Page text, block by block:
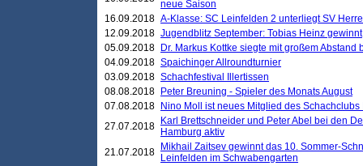
neue Saison
16.09.2018 A-Klasse: SC Leinfelden 2 unterliegt SV
12.09.2018 Jugendblitz September: Tobias Heinz gewinnt
05.09.2018
Dr. Markus Kottke siegte mit großem
04.09.2018 Spaichinger Allroundturnier
03.09.2018 Schachfestival Illertissen
08.08.2018
Peter Breuning - Spieler des Monats August
07.08.2018
Nino Moll ist neues Mitglied des
27.07.2018
Karl Brettschneider und Peter Abel bei den
Hamburg aktiv
21.07.2018
Mikhail Zaitsev gewinnt das 10. Sommer-
Leinfelden im Schwabengarten